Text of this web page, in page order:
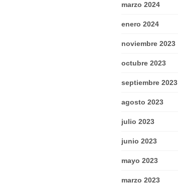
marzo 2024
enero 2024
noviembre 2023
octubre 2023
septiembre 2023
agosto 2023
julio 2023
junio 2023
mayo 2023
marzo 2023